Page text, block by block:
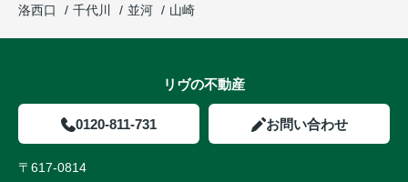
洛西口
千代川 並河 山崎
リヴの不動産
0120-811-731 お問い合わせ
〒617-0814